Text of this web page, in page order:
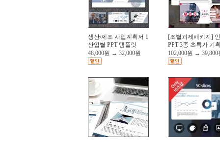
생산/제조 사업계획서 1
산업별 PPT 템플릿
48,000원 → 32,000원
[조별과제패키지]
PPT 3종 초특가 기
102,000원 → 39,800